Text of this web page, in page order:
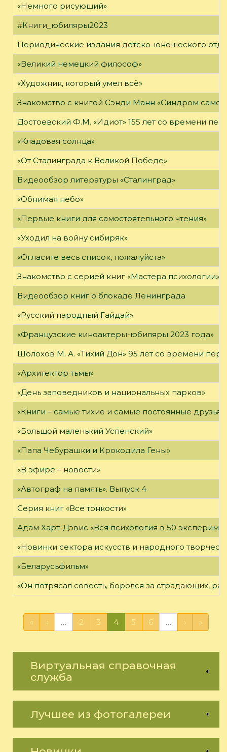
«Немного рисующий»
#Книги_юбиляры2023
Периодические издания детско-юношеского
«Великий немецкий философ»
«Художник, который умел всё»
Знакомство с книгой Сэнди Манн «Синдром
Достоевский Ф.М. «Идиот» 155 лет со времени
«Кладовая солнца»
«От Сталинграда к Великой Победе»
Видеообзор литературы «Сталинград»
«Обнимая небо»
«Первые книги для самостоятельного чтения»
«Уходил на войну сибиряк»
«Огласите весь список, пожалуйста»
Знакомство с серией книг «Мастера психологии»
Видеообзор книг о блокаде Ленинграда
«Русский народный Гайдай»
«Французские киноактеры-юбиляры 2023 года»
Шолохов М. А. «Тихий Дон» 95 лет со времени
«Архитектор тьмы»
«День заповедников и национальных парков»
«Книги – самые тихие и самые постоянные
«Большой маленький Успенский»
«Папа Чебурашки и Крокодила Гены»
«В эфире – новости»
«Автограф на память». Выпуск 4
Серия книг «Все тонкости»
Адам Харт-Дэвис «Вся психология в 50
«Новинки сектора искусств и народного
«Беларусьфильм»
«Он потрясал совесть, боролся за страдающих,
« ‹ … 2 3 4 5 6 … › »
Виртуальная справочная
служба
Лучшее из фотогалереи